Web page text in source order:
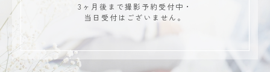
3ヶ月後まで撮影予約受付中・
当日受付はございません。